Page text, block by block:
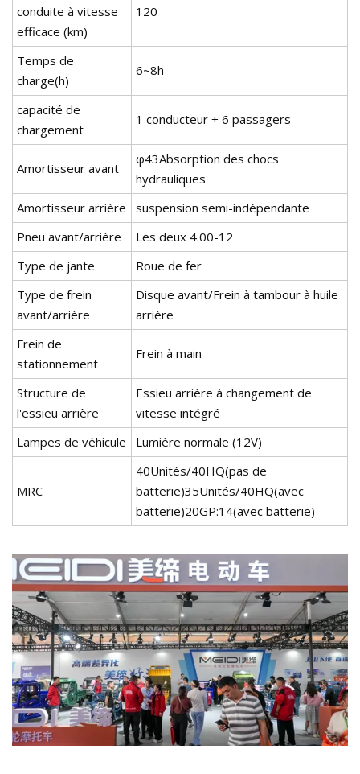
conduite à vitesse
efficace (km)
120
Temps de
charge(h)
6~8h
capacité de
chargement
1 conducteur + 6 passagers
Amortisseur avant
φ43Absorption des chocs
hydrauliques
Amortisseur arrière
suspension semi-indépendante
Pneu avant/arrière
Les deux 4.00-12
Type de jante
Roue de fer
Type de frein
avant/arrière
Disque avant/Frein à tambour à huile
arrière
Frein de
stationnement
Frein à main
Structure de
l'essieu arrière
Essieu arrière à changement de
vitesse intégré
Lampes de véhicule
Lumière normale (12V)
MRC
40Unités/40HQ(pas de
batterie)35Unités/40HQ(avec
batterie)20GP:14(avec batterie)